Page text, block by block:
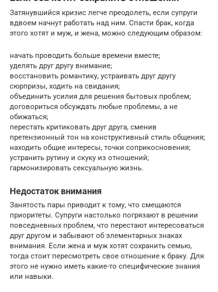
Затянувшийся кризис легче преодолеть, если супруги
вдвоем начнут работать над ним. Спасти брак, когда
этого хотят и муж, и жена, можно следующим образом:
начать проводить больше времени вместе;
уделять друг другу внимание;
восстановить романтику, устраивать друг другу
сюрпризы, ходить на свидания;
объединить усилия для решения бытовых проблем;
договориться обсуждать любые проблемы, а не
обижаться;
перестать критиковать друг друга, сменив
претензионный тон на конструктивный стиль общения;
находить общие интересы, точки соприкосновения;
устранить рутину и скуку из отношений;
гармонизировать сексуальную жизнь.
Недостаток внимания
Занятость пары приводит к тому, что смещаются
приоритеты. Супруги настолько погрязают в решении
повседневных проблем, что перестают интересоваться
друг другом и забывают об элементарных знаках
внимания. Если жена и муж хотят сохранить семью,
тогда стоит пересмотреть свое отношение к браку. Для
этого не нужно иметь какие-то специфические знания
или навыки.